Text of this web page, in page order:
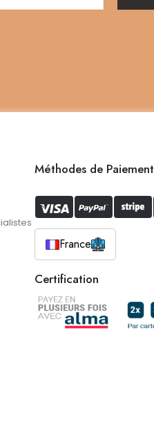
Méthodes de Paiement
France
Certification